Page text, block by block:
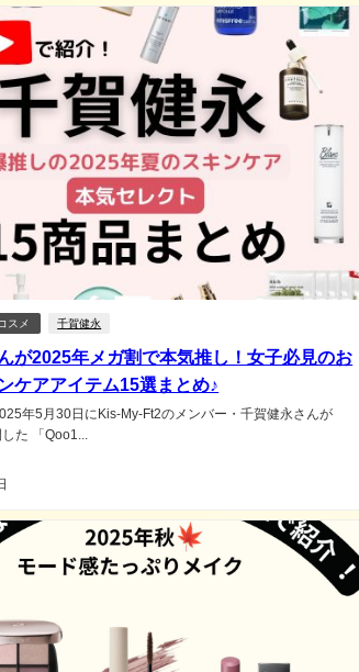
スメ 千賀健永
が2025年メガ割で本気推し！女子必見のお
ケアアイテム15選まとめ♪
年5月30日にKis-My-Ft2のメンバー・千賀健永さんが
た 「Qoo1...